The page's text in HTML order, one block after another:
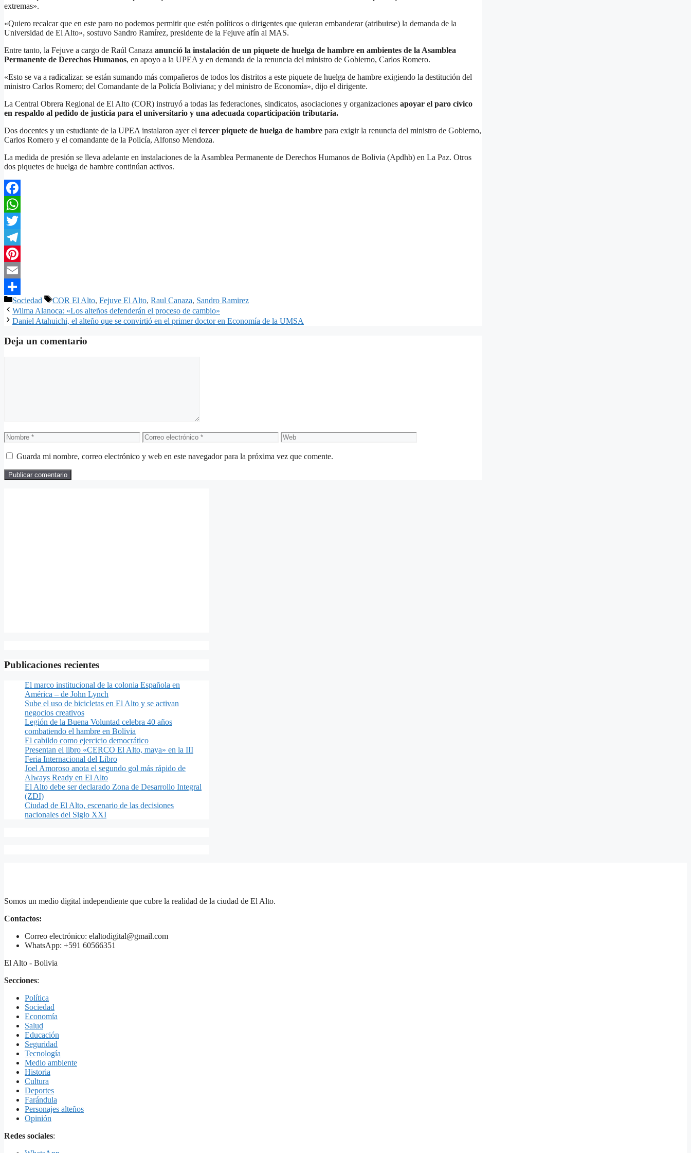
extremas».
«Quiero recalcar que en este paro no podemos permitir que estén políticos o dirigentes que quieran embanderar (atribuirse) la demanda de la
Universidad de El Alto», sostuvo Sandro Ramírez, presidente de la Fejuve afín al MAS.
Entre tanto, la Fejuve a cargo de Raúl Canaza anunció la instalación de un piquete de huelga de hambre en ambientes de la Asamblea
Permanente de Derechos Humanos, en apoyo a la UPEA y en demanda de la renuncia del ministro de Gobierno, Carlos Romero.
«Esto se va a radicalizar. se están sumando más compañeros de todos los distritos a este piquete de huelga de hambre exigiendo la destitución del
ministro Carlos Romero; del Comandante de la Policía Boliviana; y del ministro de Economía», dijo el dirigente.
La Central Obrera Regional de El Alto (COR) instruyó a todas las federaciones, sindicatos, asociaciones y organizaciones apoyar el paro cívico
en respaldo al pedido de justicia para el universitario y una adecuada coparticipación tributaria.
Dos docentes y un estudiante de la UPEA instalaron ayer el tercer piquete de huelga de hambre para exigir la renuncia del ministro de Gobierno,
Carlos Romero y el comandante de la Policía, Alfonso Mendoza.
La medida de presión se lleva adelante en instalaciones de la Asamblea Permanente de Derechos Humanos de Bolivia (Apdhb) en La Paz. Otros
dos piquetes de huelga de hambre continúan activos.
Facebook
WhatsApp
Twitter
Telegram
Pinterest
Email
Compartir
Categorías
Sociedad Etiquetas
COR El Alto, Fejuve El Alto, Raul Canaza, Sandro Ramirez
Wilma Alanoca: «Los alteños defenderán el proceso de cambio»
Daniel Atahuichi, el alteño que se convirtió en el primer doctor en Economía de la UMSA
Deja un comentario
Nombre
Correo
electrónico
Web
Guarda mi nombre, correo electrónico y web en este navegador para la próxima vez que comente.
Publicaciones recientes
El marco institucional de la colonia Española en
América – de John Lynch
Sube el uso de bicicletas en El Alto y se activan
negocios creativos
Legión de la Buena Voluntad celebra 40 años
combatiendo el hambre en Bolivia
El cabildo como ejercicio democrático
Presentan el libro «CERCO El Alto, maya» en la III
Feria Internacional del Libro
Joel Amoroso anota el segundo gol más rápido de
Always Ready en El Alto
El Alto debe ser declarado Zona de Desarrollo Integral
(ZDI)
Ciudad de El Alto, escenario de las decisiones
nacionales del Siglo XXI
Somos un medio digital independiente que cubre la realidad de la ciudad de El Alto.
Contactos:
Correo electrónico: elaltodigital@gmail.com
WhatsApp: +591 60566351
El Alto - Bolivia
Secciones:
Política
Sociedad
Economía
Salud
Educación
Seguridad
Tecnología
Medio ambiente
Historia
Cultura
Deportes
Farándula
Personajes alteños
Opinión
Redes sociales: